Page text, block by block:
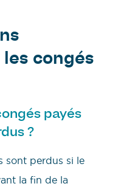
congés
payés
?
sont perdus si le
la fin de la